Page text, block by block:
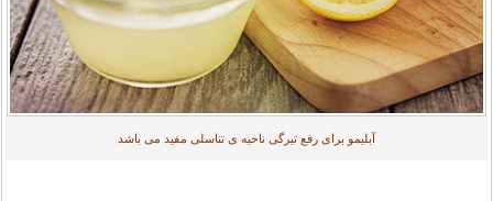
آبلیمو برای رفع تیرگی ناحیه ی تناسلی مفید می باشد